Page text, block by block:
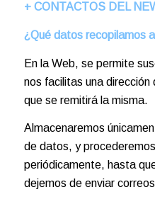
+ CONTACTOS DEL
¿Qué datos recopilamos
En la Web, se permite
nos facilitas una
que se remitirá la misma.
Almacenaremos
de datos, y
periódicamente, hasta
dejemos de enviar